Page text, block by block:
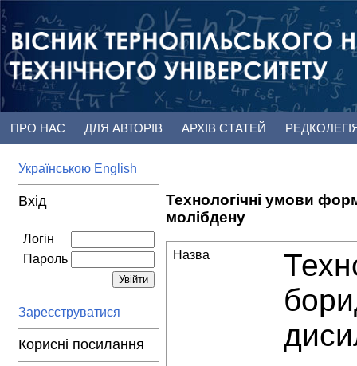
ПРО НАС ДЛЯ АВТОРІВ АРХІВ СТАТЕЙ
Українською English
Вхід
Логін
Пароль
Зареєструватися
Корисні посилання
Технологічні умови
молібдену
Назва